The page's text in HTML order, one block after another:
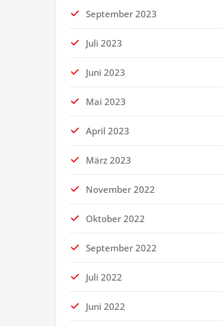
September 2023
Juli 2023
Juni 2023
Mai 2023
April 2023
März 2023
November 2022
Oktober 2022
September 2022
Juli 2022
Juni 2022